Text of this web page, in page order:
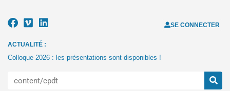
SE CONNECTER
ACTUALITÉ :
Colloque 2026 : les présentations sont disponibles !